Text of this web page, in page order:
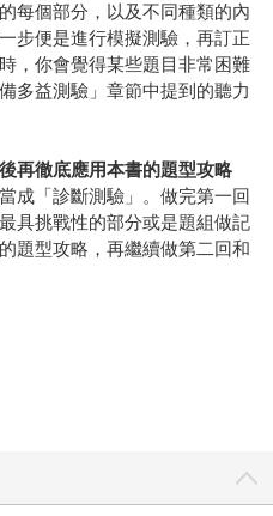
每個部分，以及不同種類的內
步便是進行模擬測驗，再訂正
，你會覺得某些題目非常困難
多益測驗」章節中提到的聽力
再徹底應用本書的題型攻略
成「診斷測驗」。做完第一回
具挑戰性的部分或是題組做記
題型攻略，再繼續做第二回和